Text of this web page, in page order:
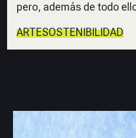
pero, además de todo
ARTESOSTENIBILIDAD